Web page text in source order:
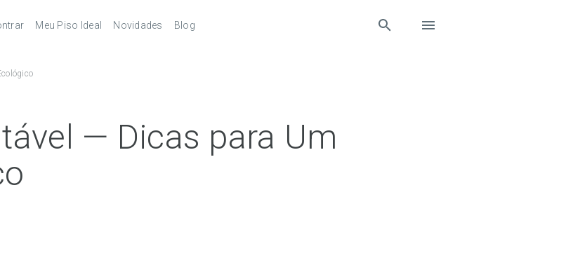
Laminados Ultra
Vinílicos SPC
Meu Piso Ideal Novidades Blog
— Dicas para Um